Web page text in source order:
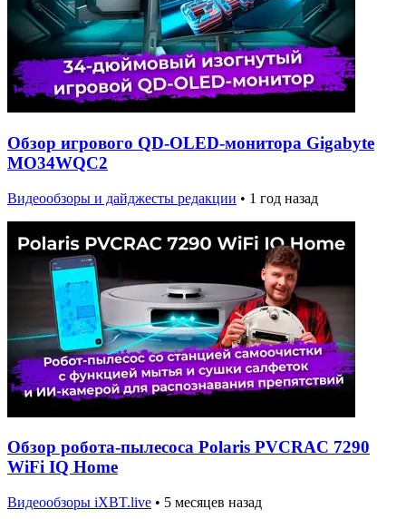
Обзор игрового QD-OLED-монитора Gigabyte
MO34WQC2
Видеообзоры и дайджесты редакции • 1 год назад
Обзор робота-пылесоса Polaris PVCRAC 7290
WiFi IQ Home
Видеообзоры iXBT.live • 5 месяцев назад